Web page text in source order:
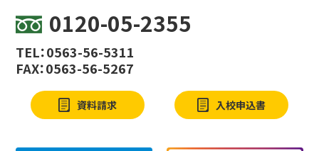
0120-05-2355
TEL：0563-56-5311
FAX：0563-56-5267
資料請求 入校申込書